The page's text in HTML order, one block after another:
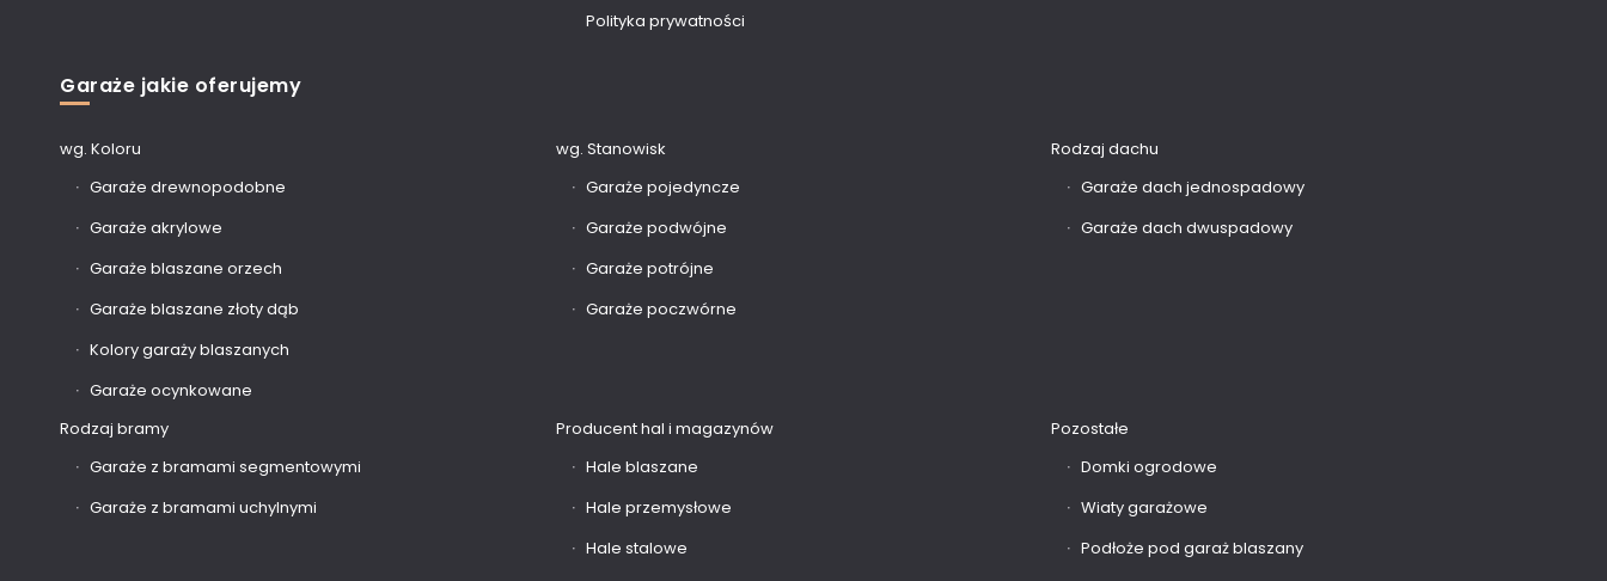
Polityka prywatności
Garaże jakie oferujemy
wg. Koloru
Garaże drewnopodobne
Garaże akrylowe
Garaże blaszane orzech
Garaże blaszane złoty dąb
Kolory garaży blaszanych
Garaże ocynkowane
wg. Stanowisk
Garaże pojedyncze
Garaże podwójne
Garaże potrójne
Garaże poczwórne
Rodzaj dachu
Garaże dach jednospadowy
Garaże dach dwuspadowy
Rodzaj bramy
Garaże z bramami segmentowymi
Garaże z bramami uchylnymi
Producent hal i magazynów
Hale blaszane
Hale przemysłowe
Hale stalowe
Pozostałe
Domki ogrodowe
Wiaty garażowe
Podłoże pod garaż blaszany